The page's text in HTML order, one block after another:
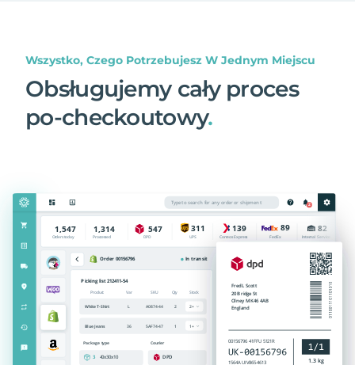
Wszystko, Czego Potrzebujesz W Jednym Miejscu
Obsługujemy cały proces
po-checkoutowy.